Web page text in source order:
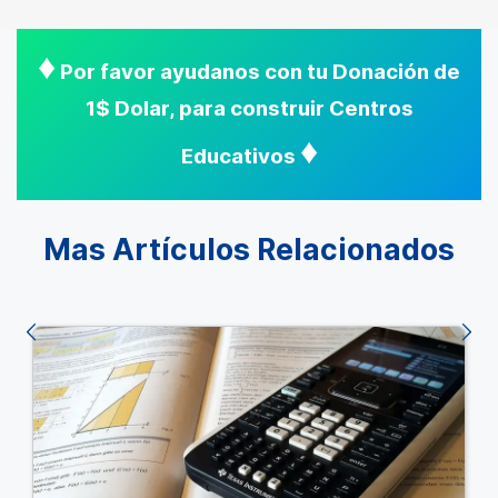
♦ Por favor ayudanos con tu Donación de
1$ Dolar, para construir Centros
Educativos ♦
Mas Artículos Relacionados